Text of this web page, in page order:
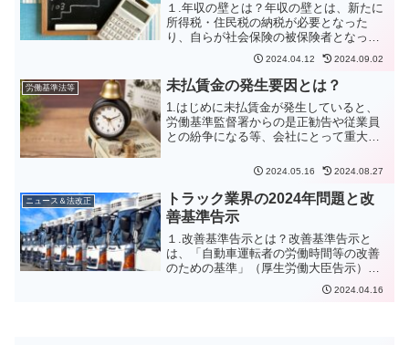
１.年収の壁とは？年収の壁とは、新たに
所得税・住民税の納税が必要となった
り、自らが社会保険の被保険者となった
りする契機となる年収額のことです。こ
の壁（年収額）を超えると、税金や社会
保険料の負担が生じ収入が減るため、働
くモチベーションが下がっ...
2024.04.12 2024.09.02
労働基準法等 未払賃金の発生要因とは？
1.はじめに未払賃金が発生していると、
労働基準監督署からの是正勧告や従業員
との紛争になる等、会社にとって重大な
求できる期間は、2020年４月以降は３年
原則どおりの５年と...
2024.05.16 2024.08.27
ニュース＆法改正
トラック業界の2024年問題と改
善基準告示
１.改善基準告示とは？改善基準告示と
は、「自動車運転者の労働時間等の改善
のための基準」（厚生労働大臣告示）の
ことで、トラック等の自動車運転者につ
いて、労働時間等の労働条件の向上を図
2024.04.16